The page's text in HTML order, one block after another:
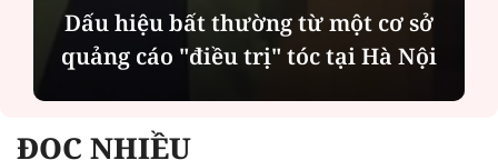
Dấu hiệu bất thường từ một cơ sở
quảng cáo "điều trị" tóc tại Hà Nội
ĐỌC NHIỀU